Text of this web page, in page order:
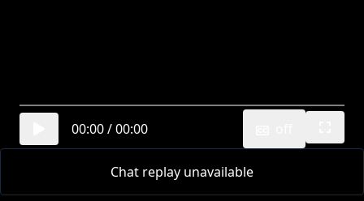
00:00/00:00
Chat replay unavailable